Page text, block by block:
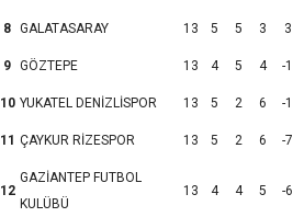
8 GALATASARAY 13 5 5 3 3
9 GÖZTEPE 13 4 5 4 -1
10 YUKATEL DENİZLİSPOR 13 5 2 6 -1
11 ÇAYKUR RİZESPOR 13 5 2 6 -7
12
GAZİANTEP FUTBOL
KULÜBÜ
13 4 4 5 -6